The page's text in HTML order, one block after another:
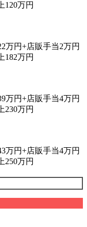
120万円
万円+店販手当2万円
182万円
万円+店販手当4万円
230万円
万円+店販手当4万円
250万円